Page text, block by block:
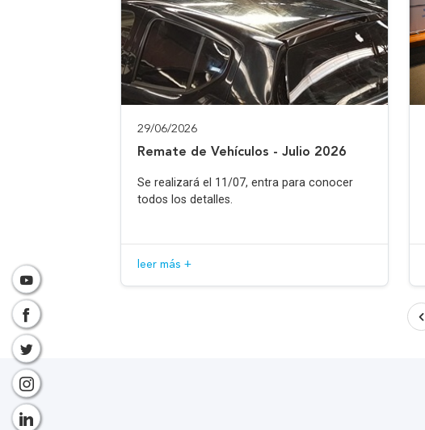
29/06/2026
Remate de Vehículos - Julio 2026
Se realizará el 11/07, entra para conocer
todos los detalles.
leer más +